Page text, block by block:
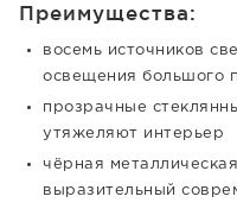
Преимущества:
восемь источников
освещения большого
прозрачные
утяжеляют интерьер
чёрная
выразительный